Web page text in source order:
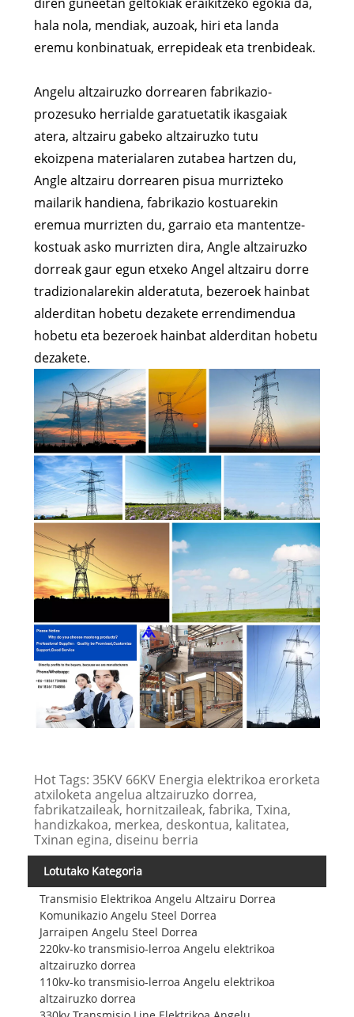
hala nola, mendiak, auzoak, hiri eta landa
eremu konbinatuak, errepideak eta trenbideak.
Angelu altzairuzko dorrearen fabrikazio-
prozesuko herrialde garatuetatik ikasgaiak
atera, altzairu gabeko altzairuzko tutu
ekoizpena materialaren zutabea hartzen du,
Angle altzairu dorrearen pisua murrizteko
mailarik handiena, fabrikazio kostuarekin
eremua murrizten du, garraio eta mantentze-
kostuak asko murrizten dira, Angle altzairuzko
dorreak gaur egun etxeko Angel altzairu dorre
tradizionalarekin alderatuta, bezeroek hainbat
alderditan hobetu dezakete errendimendua
hobetu eta bezeroek hainbat alderditan hobetu
dezakete.
Hot Tags: 35KV 66KV Energia elektrikoa erorketa
atxiloketa angelua altzairuzko dorrea,
fabrikatzaileak, hornitzaileak, fabrika, Txina,
handizkakoa, merkea, deskontua, kalitatea,
Txinan egina, diseinu berria
Lotutako Kategoria
Transmisio Elektrikoa Angelu Altzairu Dorrea
Komunikazio Angelu Steel Dorrea
Jarraipen Angelu Steel Dorrea
220kv-ko transmisio-lerroa Angelu elektrikoa
altzairuzko dorrea
110kv-ko transmisio-lerroa Angelu elektrikoa
altzairuzko dorrea